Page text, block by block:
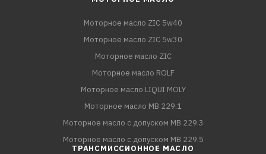
Моторное масло ZIC 5w40
Моторное масло ZIC 5w30
Моторное масло ZIC
Моторное масло ROLF
Моторное масло LIQUI MOLY
Моторное масло MB 229.1
Моторное масло с допуском MB 229.3
Моторное масло с допуском MB 229.5
ТРАНСМИССИОННОЕ МАСЛО